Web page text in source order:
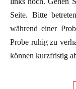
Seite. Bitte
während einer
Probe ruhig zu
können kurzfristig